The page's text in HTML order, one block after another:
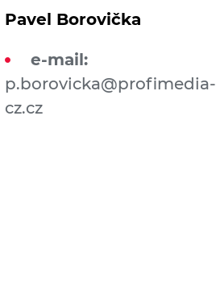
Pavel Borovička
e-mail:
p.borovicka@profimedia-
cz.cz